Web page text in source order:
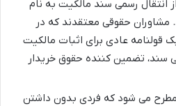
انتقال رسمی سند مالکیت به نام
مشاوران حقوقی معتقدند که در
قولنامه عادی برای اثبات مالکیت
تضمین کننده حقوق خریدار
مطرح می شود که فردی بدون داشتن